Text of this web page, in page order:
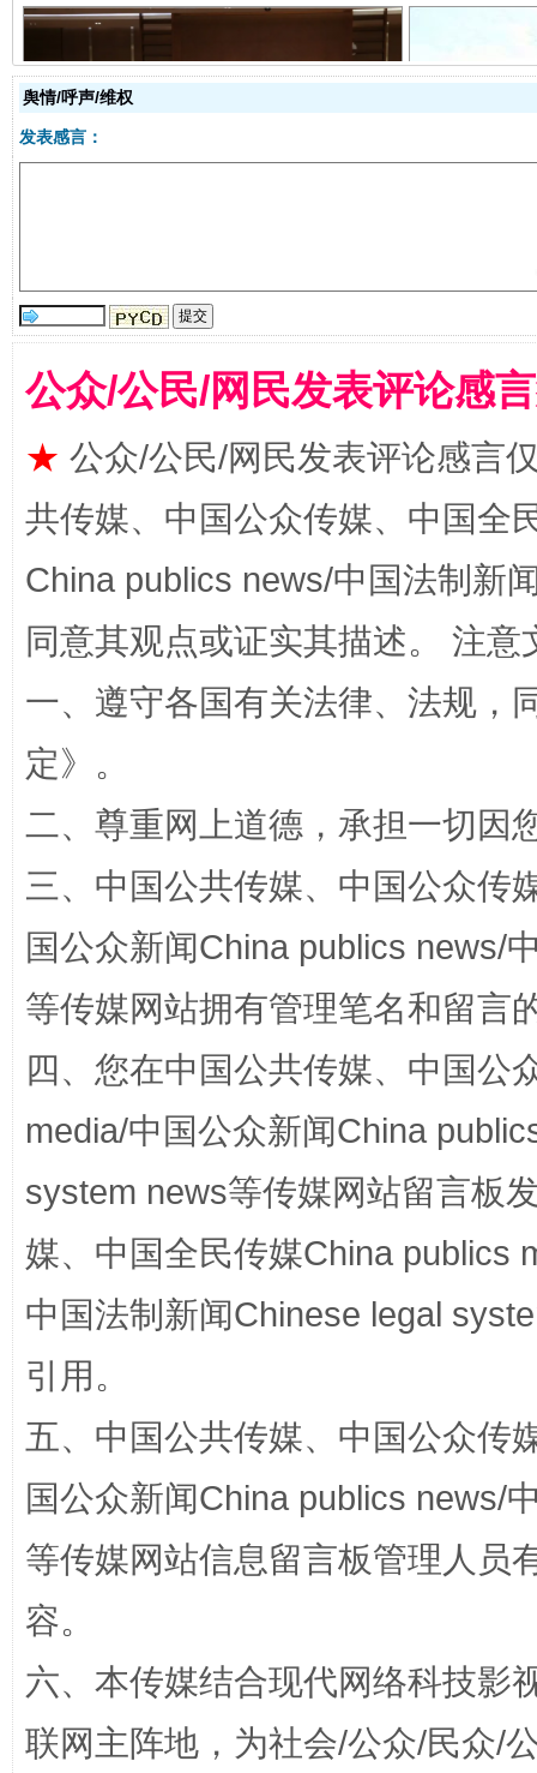
全民健身五年计划来了！等你上场
扯下公款旅游的“隐身衣” 如何以
“蜀中异人”王建安的艺术幻境
舆情/呼声/维权
发表感言：
公众/公民/网民发表评论感
★ 公众/公民/网民发表评论感言
共传媒、中国公众传媒、中国全
China publics news/中国法制新
同意其观点或证实其描述。 注
一、遵守各国有关法律、法规，
定》。
二、尊重网上道德，承担一切因
三、中国公共传媒、中国公众传
国公众新闻China publics news/
等传媒网站拥有管理笔名和留言
四、您在中国公共传媒、中国公
media/中国公众新闻China
system news等传媒网站留言板
媒、中国全民传媒China publics
中国法制新闻Chinese legal
引用。
五、中国公共传媒、中国公众传
国公众新闻China publics news/
等传媒网站信息留言板管理人员
容。
六、本传媒结合现代网络科技影
联网主阵地，为社会/公众/民众/